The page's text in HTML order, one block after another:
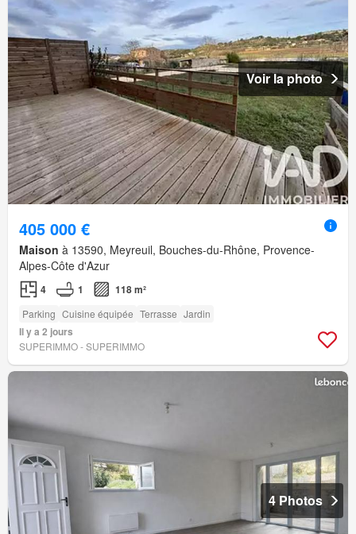
Voir la photo
405 000 €
Maison à 13590, Meyreuil, Bouches-du-Rhône, Provence-
Alpes-Côte d'Azur
4 1 118 m²
Parking Cuisine équipée Terrasse Jardin
Il y a 2 jours
SUPERIMMO - SUPERIMMO
4 Photos